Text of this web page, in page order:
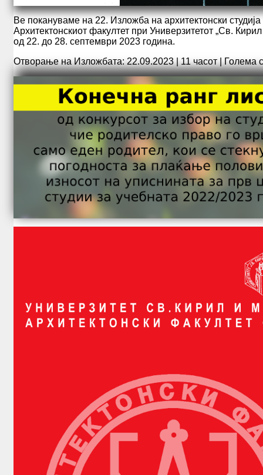
Ве покануваме на 22. Изложба на архитектонски
Архитектонскиот факултет при Универзитетот „Св.
од 22. до 28. септември 2023 година.
Отворање на Изложбата: 22.09.2023 | 11 часот | Голема